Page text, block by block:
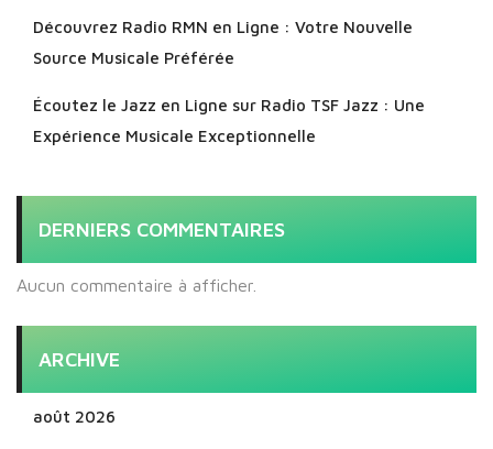
Découvrez Radio RMN en Ligne : Votre Nouvelle
Source Musicale Préférée
Écoutez le Jazz en Ligne sur Radio TSF Jazz : Une
Expérience Musicale Exceptionnelle
DERNIERS COMMENTAIRES
Aucun commentaire à afficher.
ARCHIVE
août 2026